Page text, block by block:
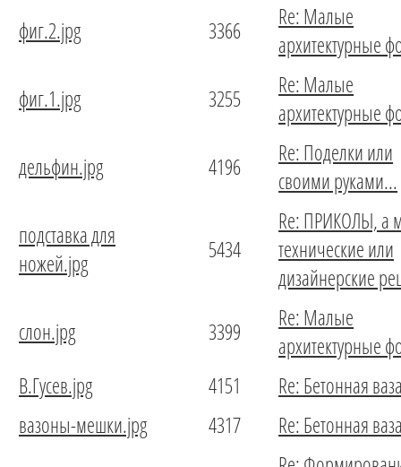
фиг.2.jpg
3366
Re: Малые
архитектурные
фиг.1.jpg
3255
Re: Малые
архитектурные
дельфин.jpg
4196
Re: Поделки или
своими руками...
подставка для
ножей.jpg
5434
Re: ПРИКОЛЫ, а
технические или
дизайнерские
слон.jpg
3399
Re: Малые
архитектурные
В.Гусев.jpg
4151
Re: Бетонная
вазоны-мешки.jpg
4317
Re: Бетонная